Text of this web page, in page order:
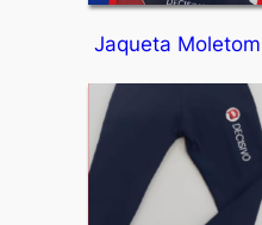
Jaqueta Moletom